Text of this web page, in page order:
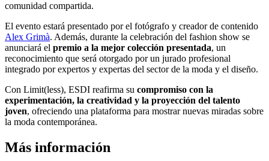
comunidad compartida.
El evento estará presentado por el fotógrafo y creador de contenido
Alex Grimà. Además, durante la celebración del fashion show se
anunciará el premio a la mejor colección presentada, un
reconocimiento que será otorgado por un jurado profesional
integrado por expertos y expertas del sector de la moda y el diseño.
Con Limit(less), ESDI reafirma su compromiso con la
experimentación, la creatividad y la proyección del talento
joven, ofreciendo una plataforma para mostrar nuevas miradas sobre
la moda contemporánea.
Más información